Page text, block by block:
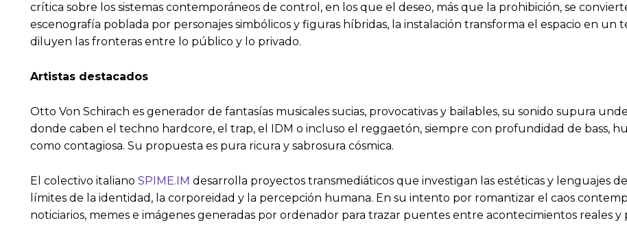
crítica sobre los sistemas contemporáneos de control, en los que el deseo, más que la prohibición, se
escenografía poblada por personajes simbólicos y figuras híbridas, la instalación transforma el espacio en
diluyen las fronteras entre lo público y lo privado.
Artistas destacados
Otto Von Schirach es generador de fantasías musicales sucias, provocativas y bailables, su sonido supura
donde caben el techno hardcore, el trap, el IDM o incluso el reggaetón, siempre con profundidad de bass,
como contagiosa. Su propuesta es pura ricura y sabrosura cósmica.
El colectivo italiano SPIME.IM desarrolla proyectos transmediáticos que investigan las estéticas y lenguajes
límites de la identidad, la corporeidad y la percepción humana. En su intento por romantizar el caos
noticiarios, memes e imágenes generadas por ordenador para trazar puentes entre acontecimientos reales